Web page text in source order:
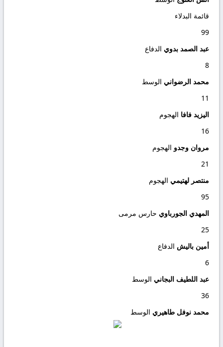
قائمة البدلاء
99
عبد الصمد بدوي الدفاع
8
محمد الرضواني الوسط
11
اليزيد فافا الهجوم
16
مروان وجدو الهجوم
21
منتصر لهتيمي الهجوم
95
المهدي الجورباوي حارس مرمى
25
أمين باليش الدفاع
6
عبد اللطيف البجاني الوسط
36
محمد نوفل طاهيري الوسط